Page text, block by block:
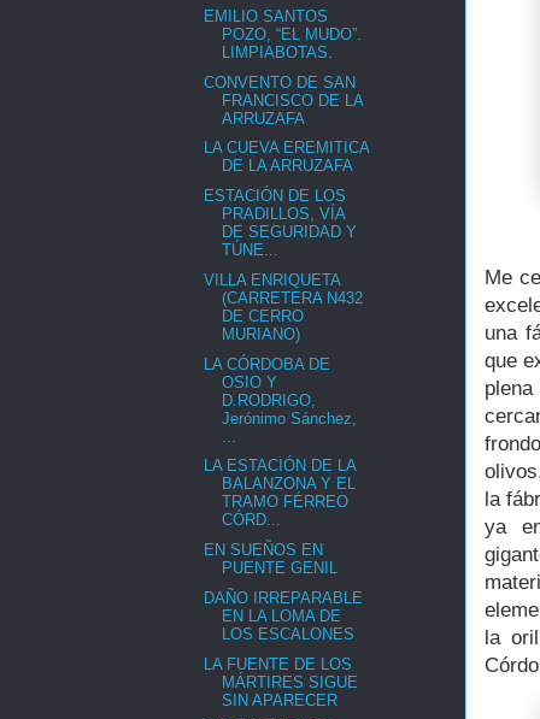
Me
una
que
la
ya
la
EMILIO SANTOS
POZO, “EL MUDO”.
LIMPIABOTAS.
CONVENTO DE SAN
FRANCISCO DE LA
ARRUZAFA
LA CUEVA EREMITICA
DE LA ARRUZAFA
ESTACIÓN DE LOS
PRADILLOS, VÍA
DE SEGURIDAD Y
TÚNE...
VILLA ENRIQUETA
(CARRETERA N432
DE CERRO
MURIANO)
LA CÓRDOBA DE
OSIO Y
D.RODRIGO,
Jerónimo Sánchez,
LA ESTACIÓN DE LA
BALANZONA Y EL
TRAMO FÉRREO
CÓRD...
EN SUEÑOS EN
PUENTE GENIL
DAÑO IRREPARABLE
EN LA LOMA DE
LOS ESCALONES
LA FUENTE DE LOS
MÁRTIRES SIGUE
SIN APARECER